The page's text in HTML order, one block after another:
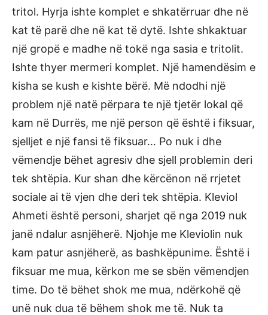
tritol. Hyrja ishte komplet e shkatërruar dhe në
kat të parë dhe në kat të dytë. Ishte shkaktuar
një gropë e madhe në tokë nga sasia e tritolit.
Ishte thyer mermeri komplet. Një hamendësim e
kisha se kush e kishte bërë. Më ndodhi një
problem një natë përpara te një tjetër lokal që
kam në Durrës, me një person që është i fiksuar,
sjelljet e një fansi të fiksuar… Po nuk i dhe
vëmendje bëhet agresiv dhe sjell problemin deri
tek shtëpia. Kur shan dhe kërcënon në rrjetet
sociale ai të vjen dhe deri tek shtëpia. Kleviol
Ahmeti është personi, sharjet që nga 2019 nuk
janë ndalur asnjëherë. Njohje me Kleviolin nuk
kam patur asnjëherë, as bashkëpunime. Është i
fiksuar me mua, kërkon me se sbën vëmendjen
time. Do të bëhet shok me mua, ndërkohë që
unë nuk dua të bëhem shok me të. Nuk ta